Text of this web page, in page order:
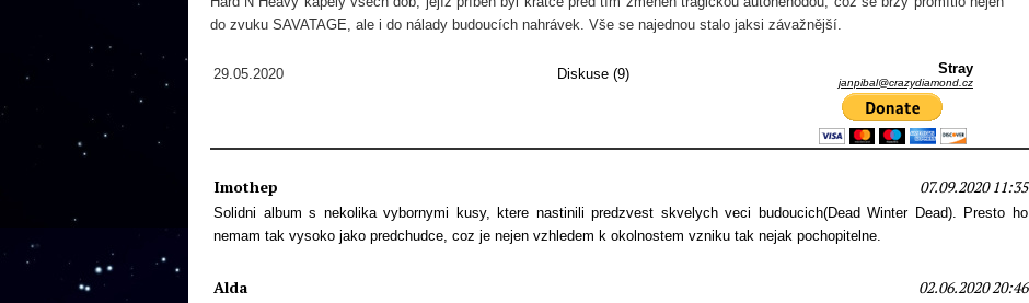
do zvuku SAVATAGE, ale i do nálady budoucích nahrávek. Vše se najednou stalo jaksi závažnější.
29.05.2020 Diskuse (9) Stray
janpibal@crazydiamond.cz
Imothep 07.09.2020 11:35
Solidni album s nekolika vybornymi kusy, ktere nastinili predzvest skvelych veci budoucich(Dead Winter Dead). Presto ho
nemam tak vysoko jako predchudce, coz je nejen vzhledem k okolnostem vzniku tak nejak pochopitelne.
Alda 02.06.2020 20:46